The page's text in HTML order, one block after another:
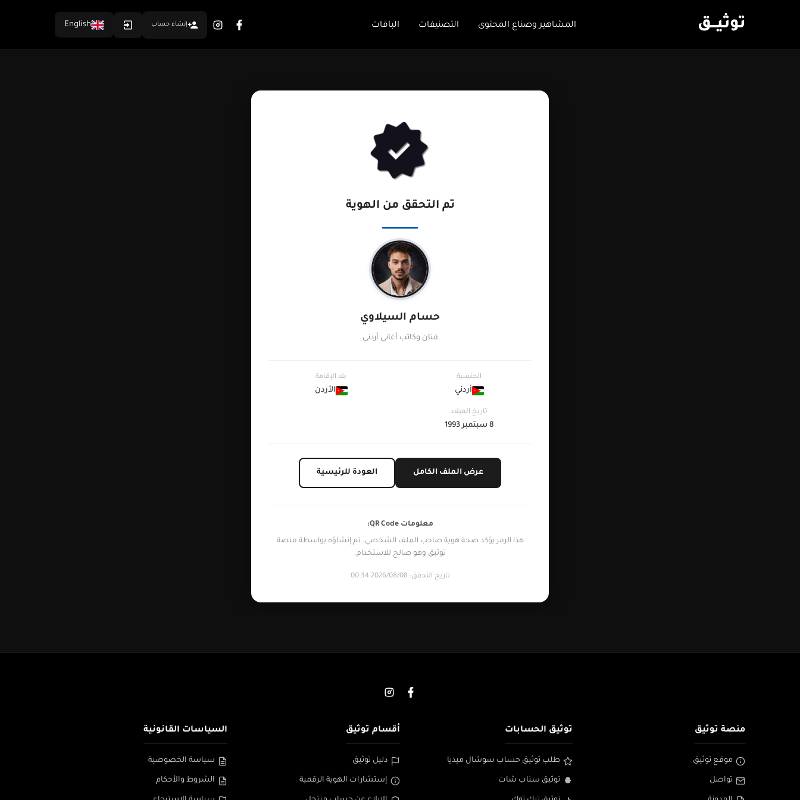
توثيـــق المشاهير وصناع المحتوى التصنيفات الباقات إنشاء حساب English
تم التحقق من الهوية
حسام السيلاوي
فنان وكاتب أغاني أردني
الجنسية
أردني
بلد الإقامة
الأردن
تاريخ الميلاد
8 سبتمبر 1993
عرض الملف الكامل العودة للرئيسية
معلومات QR Code:
هذا الرمز يؤكد صحة هوية صاحب الملف الشخصي. تم إنشاؤه بواسطة منصة
توثيق وهو صالح للاستخدام.
تاريخ التحقق: 2026/08/08 00:34
منصة توثيق
موقع توثيق
تواصل
توثيق الحسابات
طلب توثيق حساب سوشال ميديا
توثيق سناب شات
أقسام توثيق
دليل توثيق
إستشارات الهوية الرقمية
السياسات القانونية
سياسة الخصوصية
الشروط والأحكام